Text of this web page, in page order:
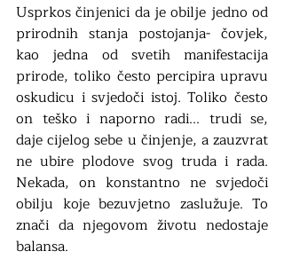
Usprkos činjenici da je obilje jedno od
prirodnih stanja postojanja- čovjek,
kao jedna od svetih manifestacija
prirode, toliko često percipira upravu
oskudicu i svjedoči istoj. Toliko često
on teško i naporno radi... trudi se,
daje cijelog sebe u činjenje, a zauzvrat
ne ubire plodove svog truda i rada.
Nekada, on konstantno ne svjedoči
obilju koje bezuvjetno zaslužuje. To
znači da njegovom životu nedostaje
balansa.